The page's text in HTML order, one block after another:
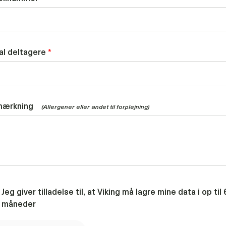
deltagere*
(Allergener eller andet til forplejning)
Jeg giver tilladelse til, at Viking må lagre mine data i op til
måneder